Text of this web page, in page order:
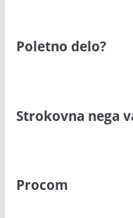
Poletno delo?
Strokovna nega
Procom